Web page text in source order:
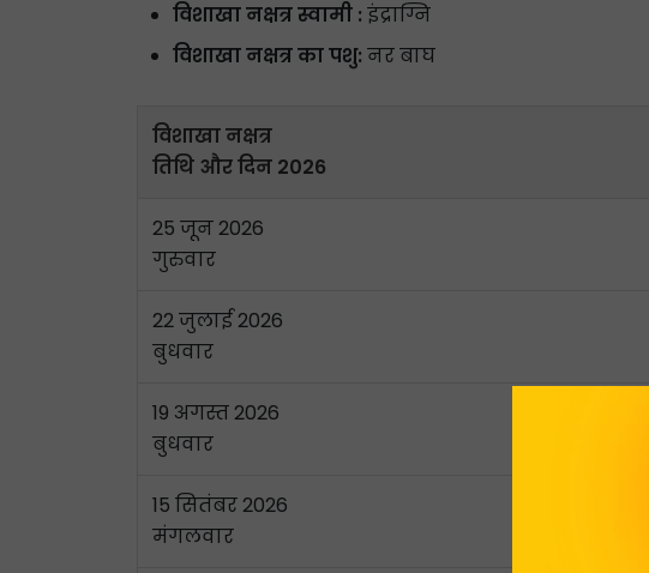
विशाखा नक्षत्र स्वामी : इंद्राग्नि
विशाखा नक्षत्र का पशु: नर बाघ
विशाखा नक्षत्र
तिथि और दिन 2026
25 जून 2026
गुरुवार
22 जुलाई 2026
बुधवार
19 अगस्त 2026
बुधवार
15 सितंबर 2026
मंगलवार